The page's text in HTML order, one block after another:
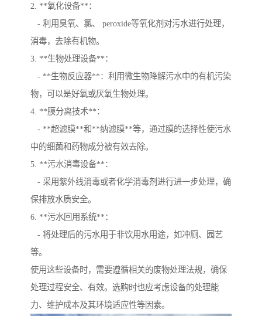
2. **氧化设备**：
- 利用臭氧、氯、 peroxide等氧化剂对污水进行处理，
消毒，去除有机物。
3. **生物处理设备**：
- **生物反应器**：利用微生物降解污水中的有机污染
物，可以是好氧或厌氧生物处理。
4. **膜分离技术**：
- **超滤膜**和**纳滤膜**等，通过膜的选择性使污水
中的细菌和药物成分被有效去除。
5. **污水消毒设备**：
- 采用紫外线消毒或者化学消毒剂进行进一步处理，确
保排放水质安全。
6. **污水回用系统**：
- 将处理后的污水用于非饮用水用途，如冲厕、园艺
等。
使用这些设备时，需要遵循相关的废物处理法规，确保
处理过程安全、有效。选购时也应考虑设备的处理能
力、维护成本及其环境适应性等因素。